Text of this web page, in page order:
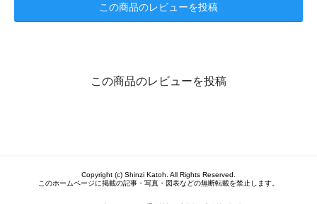
この商品のレビューを投稿
この商品のレビューを投稿
Copyright (c) Shinzi Katoh. All Rights Reserved.
このホームページに掲載の記事・写真・図表などの無断転載を禁止します。